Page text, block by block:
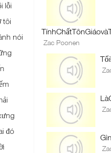
lỗi
tôi
nói
đó
Zac Poonen